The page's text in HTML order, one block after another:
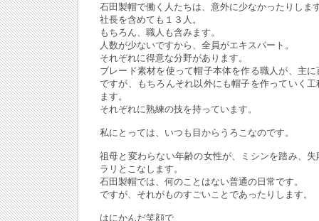
石田製帽で働く人たちは、意外に少なかったりしま
社長を含めても１３人。
もちろん、職人も含みます。
人数が少ないですから、全員がエキスパート。
それぞれに得意な分野があります。
ブレード素材を使って帽子本体を作る職人が、主
ですが、もちろんそれ以外にも帽子を作っていく
ます。
それぞれに熟練の技を持っています。
私にとっては、いつも目からうろこなのです。
祖母と変わらない年齢の女性が、ミシンを踏み、
ラリとこなします。
石田製帽では、何のことはない普通の日常です。
ですが、それがものすごいことであったりします。
はにかんだ笑顔で